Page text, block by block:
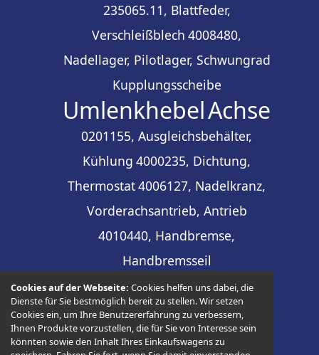
Cookies auf der Webseite:Cookies helfen uns dabei, die
Dienste für Sie bestmöglich bereit zu stellen. Wir setzen
Cookies ein, um Ihre Benutzererfahrung zu verbessern,
Ihnen Produkte vorzustellen, die für Sie von Interesse sein
könnten sowie den Inhalt Ihres Einkaufswagens zu
235065.11, Blattfeder,
Verschleißblech 4008480,
Nadellager, Pilotlager, Schwungrad
Kupplungsscheibe
UmlenkhebelAchse
0201155, Ausgleichsbehälter,
Kühlung 4000235, Dichtung,
Thermostat4006127, Nadelkranz,
Vorderachsantrieb, Antrieb
4010440, Handbremse,
Handbremsseil
© 2026 -Thüringer Ersatzteilhandel